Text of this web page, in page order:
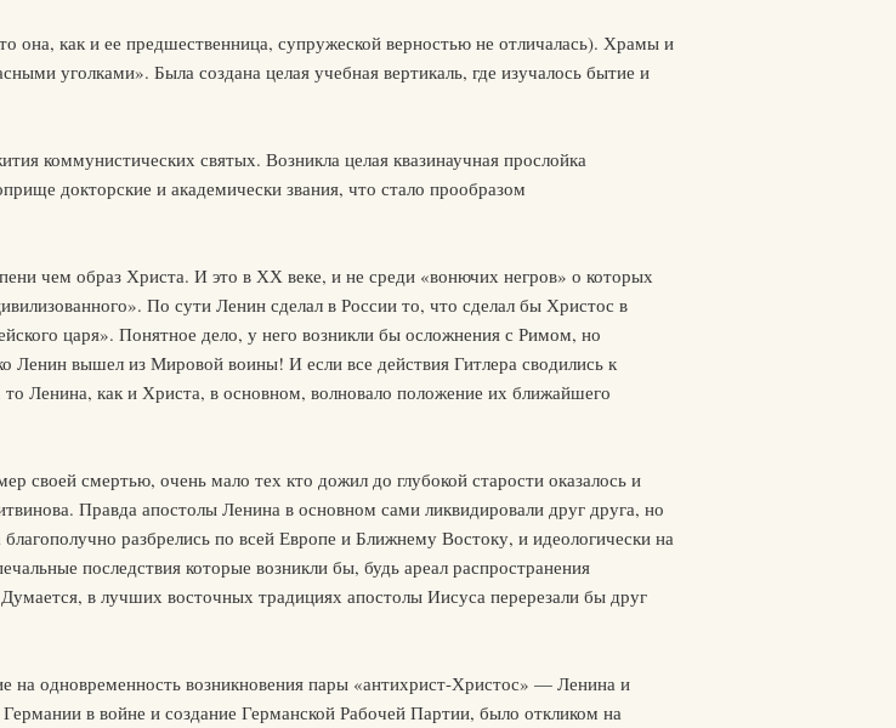
она, как и ее предшественница, супружеской верностью не отличалась). Храмы и
уголками». Была создана целая учебная вертикаль, где изучалось бытие и
коммунистических святых. Возникла целая квазинаучная прослойка
докторские и академически звания, что стало прообразом
чем образ Христа. И это в ХХ веке, и не среди «вонючих негров» о которых
По сути Ленин сделал в России то, что сделал бы Христос в
царя». Понятное дело, у него возникли бы осложнения с Римом, но
Ленин вышел из Мировой воины! И если все действия Гитлера сводились к
Ленина, как и Христа, в основном, волновало положение их ближайшего
своей смертью, очень мало тех кто дожил до глубокой старости оказалось и
Правда апостолы Ленина в основном сами ликвидировали друг друга, но
разбрелись по всей Европе и Ближнему Востоку, и идеологически на
последствия которые возникли бы, будь ареал распространения
в лучших восточных традициях апостолы Иисуса перерезали бы друг
одновременность возникновения пары «антихрист-Христос» — Ленина и
в войне и создание Германской Рабочей Партии, было откликом на